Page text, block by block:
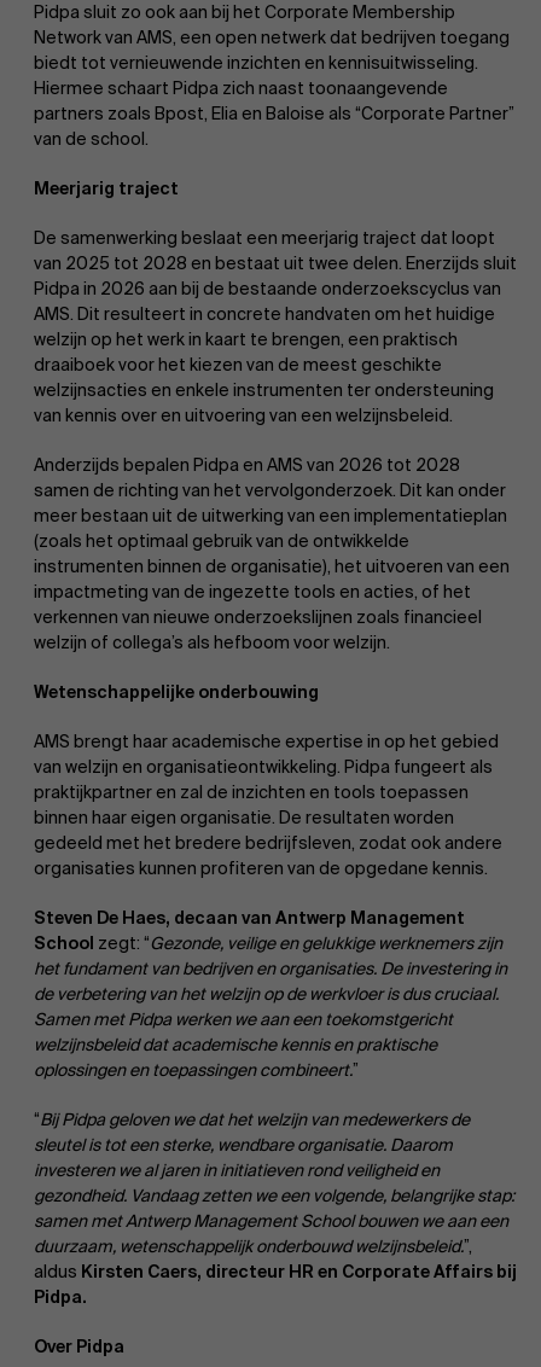
Pidpa sluit zo ook aan bij het Corporate Membership
Network van AMS, een open netwerk dat bedrijven toegang
biedt tot vernieuwende inzichten en kennisuitwisseling.
Hiermee schaart Pidpa zich naast toonaangevende
partners zoals Bpost, Elia en Baloise als “Corporate Partner”
van de school.
Meerjarig traject
De samenwerking beslaat een meerjarig traject dat loopt
van 2025 tot 2028 en bestaat uit twee delen. Enerzijds sluit
Pidpa in 2026 aan bij de bestaande onderzoekscyclus van
AMS. Dit resulteert in concrete handvaten om het huidige
welzijn op het werk in kaart te brengen, een praktisch
draaiboek voor het kiezen van de meest geschikte
welzijnsacties en enkele instrumenten ter ondersteuning
van kennis over en uitvoering van een welzijnsbeleid.
Anderzijds bepalen Pidpa en AMS van 2026 tot 2028
samen de richting van het vervolgonderzoek. Dit kan onder
meer bestaan uit de uitwerking van een implementatieplan
(zoals het optimaal gebruik van de ontwikkelde
instrumenten binnen de organisatie), het uitvoeren van een
impactmeting van de ingezette tools en acties, of het
verkennen van nieuwe onderzoekslijnen zoals financieel
welzijn of collega’s als hefboom voor welzijn.
Wetenschappelijke onderbouwing
AMS brengt haar academische expertise in op het gebied
van welzijn en organisatieontwikkeling. Pidpa fungeert als
praktijkpartner en zal de inzichten en tools toepassen
binnen haar eigen organisatie. De resultaten worden
gedeeld met het bredere bedrijfsleven, zodat ook andere
organisaties kunnen profiteren van de opgedane kennis.
Steven De Haes, decaan van Antwerp Management
School zegt: “Gezonde, veilige en gelukkige werknemers zijn
het fundament van bedrijven en organisaties. De investering in
de verbetering van het welzijn op de werkvloer is dus cruciaal.
Samen met Pidpa werken we aan een toekomstgericht
welzijnsbeleid dat academische kennis en praktische
oplossingen en toepassingen combineert.”
“Bij Pidpa geloven we dat het welzijn van medewerkers de
sleutel is tot een sterke, wendbare organisatie. Daarom
investeren we al jaren in initiatieven rond veiligheid en
gezondheid. Vandaag zetten we een volgende, belangrijke stap:
samen met Antwerp Management School bouwen we aan een
duurzaam, wetenschappelijk onderbouwd welzijnsbeleid.”,
aldus Kirsten Caers, directeur HR en Corporate Affairs bij
Pidpa.
Over Pidpa